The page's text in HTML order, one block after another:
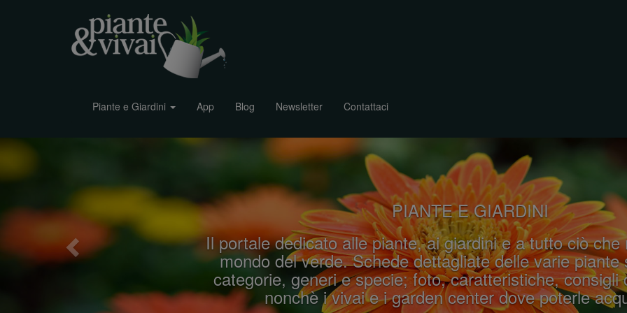
Piante e Giardini App Blog Newsletter Contattaci
PIANTE E GIARDINI
Il portale dedicato alle piante, ai giardini e a tutto ciò che
mondo del verde. Schede dettagliate delle varie piante
categorie, generi e specie; foto, caratteristiche, consigli
nonchè i vivai e i garden center dove poterle
v
o
u